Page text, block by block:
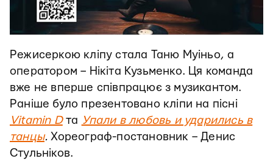
Режисеркою кліпу стала Таню Муіньо, а
оператором – Нікіта Кузьменко. Ця команда
вже не вперше співпрацює з музикантом.
Раніше було презентовано кліпи на пісні
Vitamin Dта Упали в любовь и ударились в
танцы.Хореограф-постановник – Денис
Стульніков.